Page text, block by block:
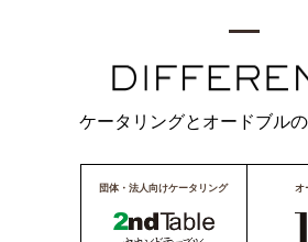
ケータリングとオードブル
団体・法人向けケータリング オ